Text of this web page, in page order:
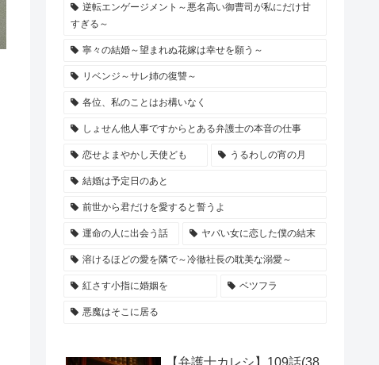
逆転エンゲージメント～悪名高い御曹司が私にだけ甘
すぎる～
寧々の結婚～望まれぬ花嫁は幸せを願う～
リベンジ～サレ姉の復讐～
各位、私のことはお構いなく
しょせん他人事ですからとある弁護士の本音の仕事
恋せよまやかし天使ども うるわしの宵の月
結婚は予定日のあと
前世から君だけを愛すると誓うよ
運命の人に出会う話 ヤバい女に恋した僕の結末
溶けるほどの愛を隣で～冷徹社長の耽美な溺愛～
紅さす小指に婚姻を ベツフラ
悪魔はそこに居る
【弁護士カレシ】109話(38